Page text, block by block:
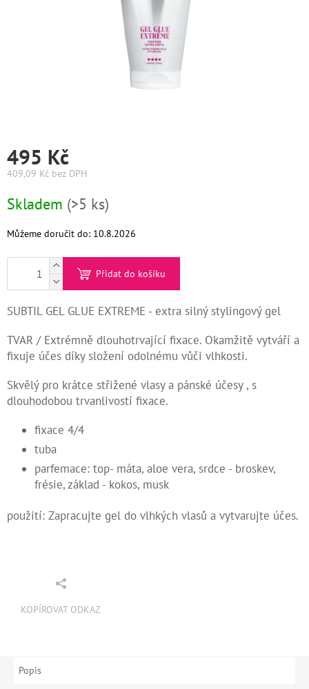
Hinshitsu
Max
Olaplex
Pomůcky
nás
Kontakty
Měna
Přihlášení
495 Kč
409,09 Kč bez DPH
cena:
Skladem (>5 ks)
Můžeme doručit do: 10.8.2026
Přidat do košíku
SUBTIL GEL GLUE EXTREME - extra silný stylingový gel
TVAR / Extrémně dlouhotrvající fixace. Okamžitě vytváří a
fixuje účes díky složení odolnému vůči vlhkosti.
Skvělý pro krátce střižené vlasy a pánské účesy , s
dlouhodobou trvanlivostí fixace.
fixace 4/4
tuba
parfemace: top- máta, aloe vera, srdce - broskev,
frésie, základ - kokos, musk
použití: Zapracujte gel do vlhkých vlasů a vytvarujte účes.
KOPÍROVAT ODKAZ
Popis